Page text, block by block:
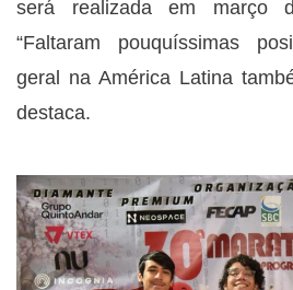
será realizada em março
“Faltaram pouquíssimas
geral na América Latina
destaca.